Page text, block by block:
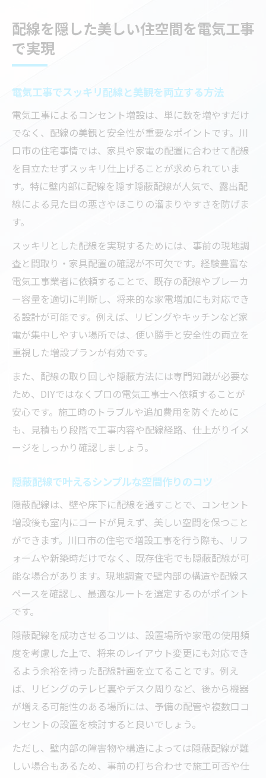
配線を隠した美しい住空間を電気工事
で実現
電気工事でスッキリ配線と美観を両立する方法
電気工事によるコンセント増設は、単に数を増やすだけ
でなく、配線の美観と安全性が重要なポイントです。川
口市の住宅事情では、家具や家電の配置に合わせて配線
を目立たせずスッキリ仕上げることが求められていま
す。特に壁内部に配線を隠す隠蔽配線が人気で、露出配
線による見た目の悪さやほこりの溜まりやすさを防げま
す。
スッキリとした配線を実現するためには、事前の現地調
査と間取り・家具配置の確認が不可欠です。経験豊富な
電気工事業者に依頼することで、既存の配線やブレーカ
ー容量を適切に判断し、将来的な家電増加にも対応でき
る設計が可能です。例えば、リビングやキッチンなど家
電が集中しやすい場所では、使い勝手と安全性の両立を
重視した増設プランが有効です。
また、配線の取り回しや隠蔽方法には専門知識が必要な
ため、DIYではなくプロの電気工事士へ依頼することが
安心です。施工時のトラブルや追加費用を防ぐために
も、見積もり段階で工事内容や配線経路、仕上がりイメ
ージをしっかり確認しましょう。
隠蔽配線で叶えるシンプルな空間作りのコツ
隠蔽配線は、壁や床下に配線を通すことで、コンセント
増設後も室内にコードが見えず、美しい空間を保つこと
ができます。川口市の住宅で増設工事を行う際も、リフ
ォームや新築時だけでなく、既存住宅でも隠蔽配線が可
能な場合があります。現地調査で壁内部の構造や配線ス
ペースを確認し、最適なルートを選定するのがポイント
です。
隠蔽配線を成功させるコツは、設置場所や家電の使用頻
度を考慮した上で、将来のレイアウト変更にも対応でき
るよう余裕を持った配線計画を立てることです。例え
ば、リビングのテレビ裏やデスク周りなど、後から機器
が増える可能性のある場所には、予備の配管や複数口コ
ンセントの設置を検討すると良いでしょう。
ただし、壁内部の障害物や構造によっては隠蔽配線が難
しい場合もあるため、事前の打ち合わせで施工可否や仕